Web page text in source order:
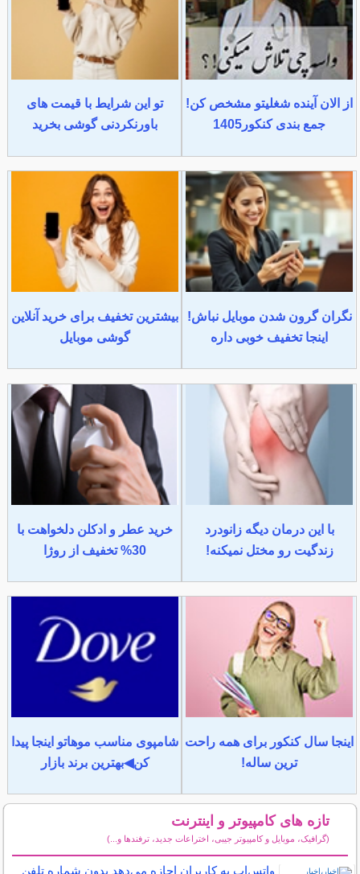
از الان آینده شغلیتو مشخص کن!
جمع بندی کنکور1405
تو این شرایط با قیمت های
باورنکردنی گوشی بخرید
نگران گرون شدن موبایل نباش!
اینجا تخفیف خوبی داره
بیشترین تخفیف برای خرید آنلاین
گوشی موبایل
با این درمان دیگه زانودرد
زندگیت رو مختل نمیکنه!
خرید عطر و ادکلن دلخواهت با
30% تخفیف از روژا
اینجا سال کنکور برای همه راحت
ترین ساله!
شامپوی مناسب موهاتو اینجا پیدا
کن◀بهترین برند بازار
تازه های کامپیوتر و اینترنت
(گرافیک، موبایل و کامپیوتر جیبی، اختراعات جدید، ترفندها و...)
واتس‌اپ به کاربران اجازه می‌دهد بدون شماره تلفن